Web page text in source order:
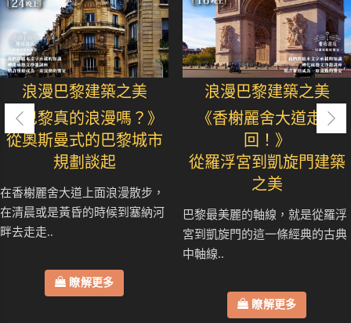
浪漫巴黎建築之美
《巴黎真的浪漫嗎？》
從奧斯曼式的巴黎城市
規劃談起
在香榭麗舍大道上面浪漫散步，
在清晨或是黃昏的時候到塞納河
畔去走走..
瞭解更多
浪漫巴黎建築之美
《香榭麗舍大道走七
回！》
從羅浮宮到凱旋門建築
之美
巴黎最美麗的軸線，就是從羅浮
宮到凱旋門的這一條經典的古典
中軸線..
瞭解更多